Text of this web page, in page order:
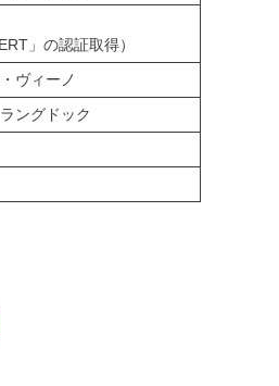
」の認証取得）
ヴィーノ
ングドック